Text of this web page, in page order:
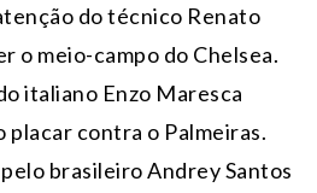
do técnico Renato
o meio-campo do Chelsea.
italiano Enzo Maresca
placar contra o Palmeiras.
brasileiro Andrey Santos